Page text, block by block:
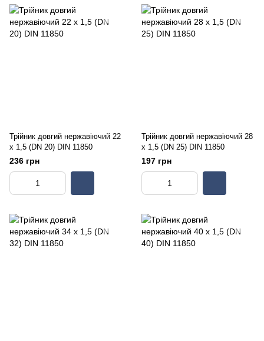
Трійник довгий нержавіючий 22
х 1,5 (DN 20) DIN 11850
236 грн
Трійник довгий нержавіючий 28
х 1,5 (DN 25) DIN 11850
197 грн